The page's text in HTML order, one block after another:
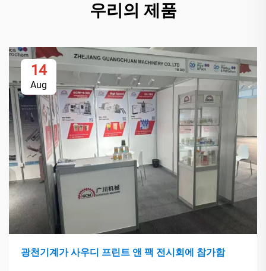
우리의 제품
14
Aug
광천기계가 사우디 프린트 앤 팩 전시회에 참가함